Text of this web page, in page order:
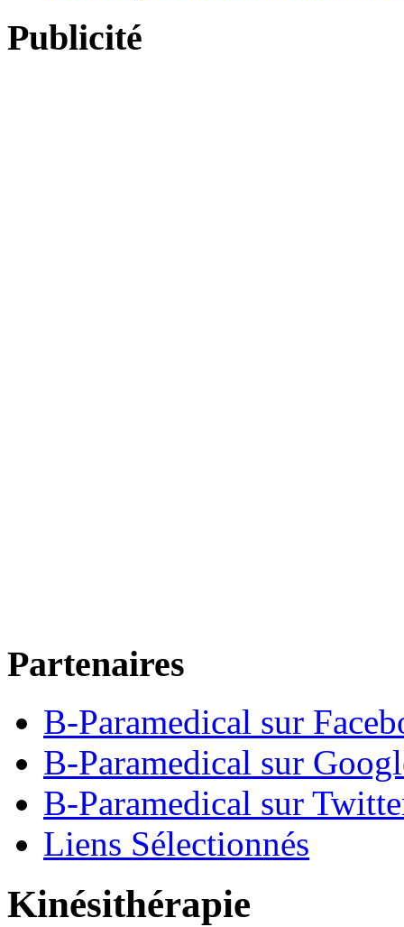
Publicité
Partenaires
B-Paramedical sur
B-Paramedical sur
B-Paramedical sur
Liens Sélectionnés
Kinésithérapie